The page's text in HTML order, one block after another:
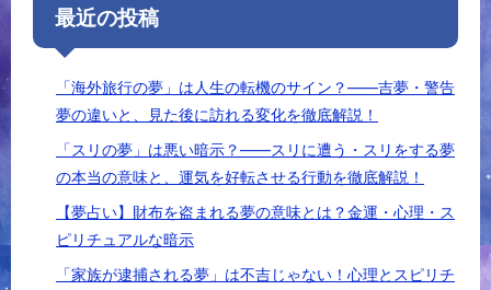
最近の投稿
「海外旅行の夢」は人生の転機のサイン？――吉夢・警告
夢の違いと、見た後に訪れる変化を徹底解説！
「スリの夢」は悪い暗示？――スリに遭う・スリをする夢
の本当の意味と、運気を好転させる行動を徹底解説！
【夢占い】財布を盗まれる夢の意味とは？金運・心理・ス
ピリチュアルな暗示
「家族が逮捕される夢」は不吉じゃない！心理とスピリチ